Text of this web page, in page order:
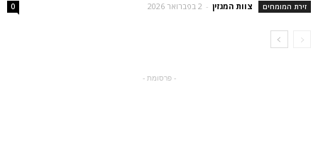
זירת המומחים צוות המגזין - 2 בפברואר 2026 0
- פרסומת -